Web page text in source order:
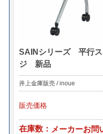
SAINシリーズ 平行
ジ 新品
井上金庫販売 / inoue
販売価格
在庫数 メーカーお問